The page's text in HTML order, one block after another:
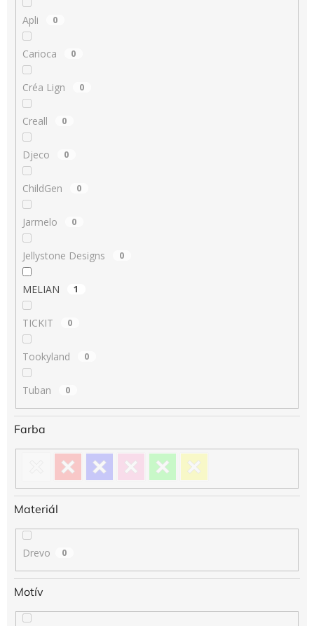
Apli 0
Carioca 0
Créa Lign 0
Creall 0
Djeco 0
ChildGen 0
Jarmelo 0
Jellystone Designs 0
MELIAN 1
TICKIT 0
Tookyland 0
Tuban 0
Farba
Materiál
Drevo 0
Motív